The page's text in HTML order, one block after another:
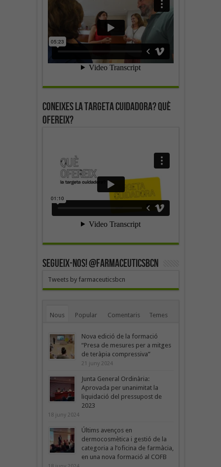
Coneixes la targeta cuidadora? Què
ofereix?
SEGUEIX-NOS! @farmaceuticsbcn
Tweets by farmaceuticsbcn
Nous Popular Comentaris Temes
Nova edició de la formació
“Presa de mesures per a mitges
de teràpia compressiva”
21 juny 2024
Junta General Ordinària:
Aprovada per unanimitat la
liquidació del pressupost de
2023
18 juny 2024
Últims avenços en
dermocosmètica i gestió de la
categoria a l’oficina de farmàcia,
en una nova formació al COFB